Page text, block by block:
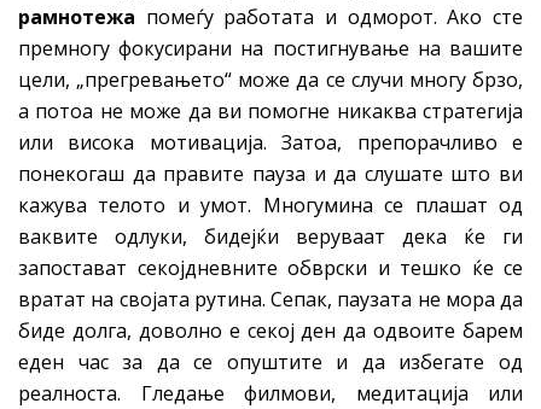
рамнотежа помеѓу работата и одморот. Ако сте
премногу фокусирани на постигнување на вашите
цели, „прегревањето“ може да се случи многу брзо,
а потоа не може да ви помогне никаква стратегија
или висока мотивација. Затоа, препорачливо е
понекогаш да правите пауза и да слушате што ви
кажува телото и умот. Многумина се плашат од
ваквите одлуки, бидејќи веруваат дека ќе ги
запостават секојдневните обврски и тешко ќе се
вратат на својата рутина. Сепак, паузата не мора да
биде долга, доволно е секој ден да одвоите барем
еден час за да се опуштите и да избегате од
реалноста. Гледање филмови, медитација или